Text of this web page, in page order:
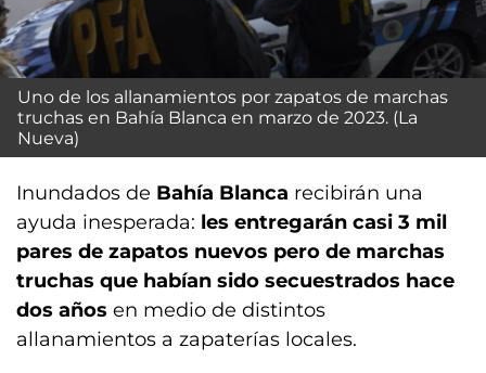
Uno de los allanamientos por zapatos de marchas
truchas en Bahía Blanca en marzo de 2023. (La
Nueva)
Inundados de Bahía Blanca recibirán una
ayuda inesperada: les entregarán casi 3 mil
pares de zapatos nuevos pero de marchas
truchas que habían sido secuestrados hace
dos años en medio de distintos
allanamientos a zapaterías locales.